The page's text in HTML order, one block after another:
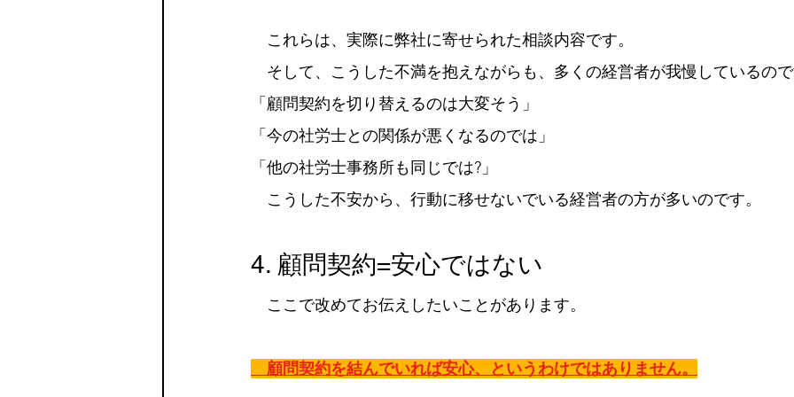
これらは、実際に弊社に寄せられた相談内容です。
そして、こうした不満を抱えながらも、多くの経営者が我慢しているの
「顧問契約を切り替えるのは大変そう」
「今の社労士との関係が悪くなるのでは」
「他の社労士事務所も同じでは?」
こうした不安から、行動に移せないでいる経営者の方が多いのです。
4. 顧問契約=安心ではない
ここで改めてお伝えしたいことがあります。
顧問契約を結んでいれば安心、というわけではありません。